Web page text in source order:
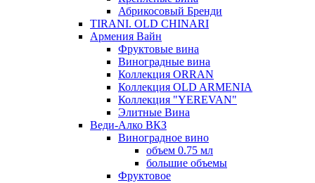
Абрикосовый Бренди
TIRANI. OLD CHINARI
Армения Вайн
Фруктовые вина
Виноградные вина
Коллекция ORRAN
Коллекция OLD ARMENIA
Коллекция "YEREVAN"
Элитные Вина
Веди-Алко ВКЗ
Виноградное вино
объем 0.75 мл
большие объемы
Фруктовое